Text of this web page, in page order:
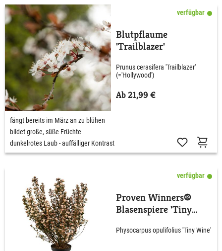
verfügbar
Blutpflaume
'Trailblazer'
Prunus cerasifera 'Trailblazer'
(='Hollywood')
Ab 21,99 €
fängt bereits im März an zu blühen
bildet große, süße Früchte
dunkelrotes Laub - auffälliger Kontrast
verfügbar
Proven Winners®
Blasenspiere 'Tiny
Physocarpus opulifolius 'Tiny Wine'